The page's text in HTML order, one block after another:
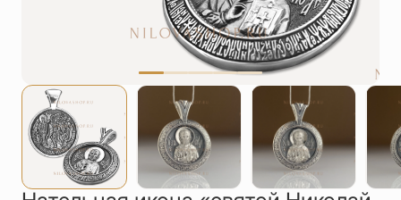
Цепи
Шнурки на
шею
Другое